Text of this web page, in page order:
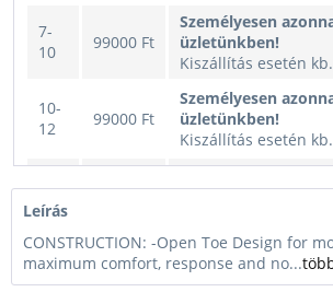
7-
10
99000 Ft
Személyesen
üzletünkben!
Kiszállítás esetén
10-
12
99000 Ft
Személyesen
üzletünkben!
Kiszállítás esetén
12-
14
99000 Ft
üzletünkben!
Leírás
CONSTRUCTION: -Open Toe Design for
maximum comfort, response and no...